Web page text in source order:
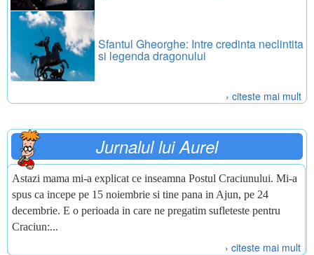
Sfantul Gheorghe: Intre credinta neclintita
si legenda dragonului
› citeste mai mult
Jurnalul lui Aurel
Astazi mama mi-a explicat ce inseamna Postul Craciunului. Mi-a
spus ca incepe pe 15 noiembrie si tine pana in Ajun, pe 24
decembrie. E o perioada in care ne pregatim sufleteste pentru
Craciun:...
› citeste mai mult